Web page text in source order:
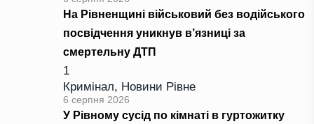
На Рівненщині військовий без водійського
посвідчення уникнув в’язниці за
смертельну ДТП
1
Кримінал, Новини Рівне
6 серпня 2026
У Рівному сусід по кімнаті в гуртожитку